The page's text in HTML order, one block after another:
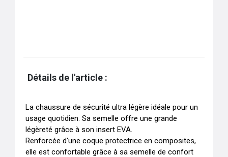
Détails de l'article :
La chaussure de sécurité ultra légère idéale pour un
usage quotidien. Sa semelle offre une grande
légèreté grâce à son insert EVA.
Renforcée d'une coque protectrice en composites,
elle est confortable grâce à sa semelle de confort